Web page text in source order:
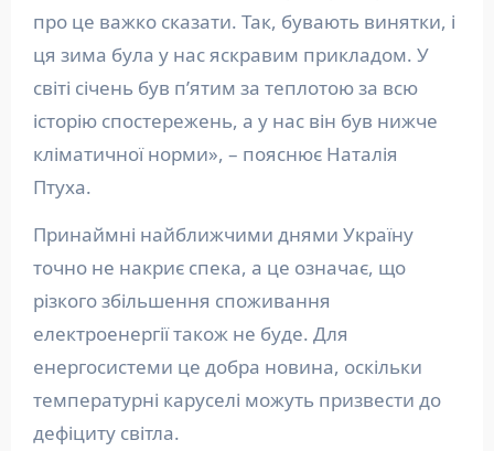
про це важко сказати. Так, бувають винятки, і
ця зима була у нас яскравим прикладом. У
світі січень був п’ятим за теплотою за всю
історію спостережень, а у нас він був нижче
кліматичної норми», – пояснює Наталія
Птуха.
Принаймні найближчими днями Україну
точно не накриє спека, а це означає, що
різкого збільшення споживання
електроенергії також не буде. Для
енергосистеми це добра новина, оскільки
температурні каруселі можуть призвести до
дефіциту світла.